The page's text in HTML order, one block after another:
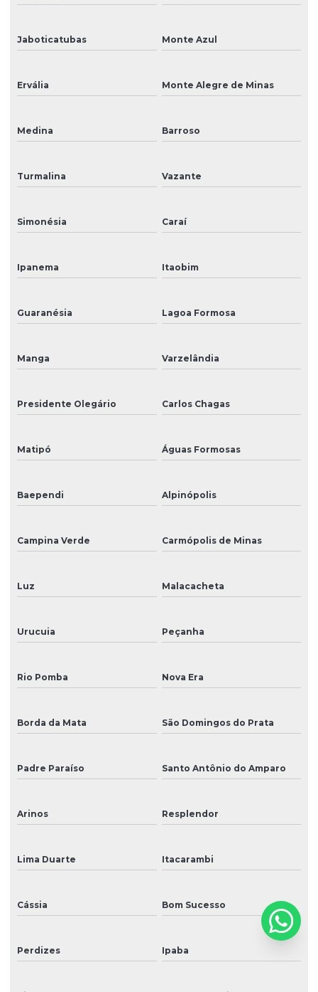
Jaboticatubas Monte Azul
Ervália Monte Alegre de Minas
Medina Barroso
Turmalina Vazante
Simonésia Caraí
Ipanema Itaobim
Guaranésia Lagoa Formosa
Manga Varzelândia
Presidente Olegário Carlos Chagas
Matipó Águas Formosas
Baependi Alpinópolis
Campina Verde Carmópolis de Minas
Luz Malacacheta
Urucuia Peçanha
Rio Pomba Nova Era
Borda da Mata São Domingos do Prata
Padre Paraíso Santo Antônio do Amparo
Arinos Resplendor
Lima Duarte Itacarambi
Cássia Bom Sucesso
Perdizes Ipaba